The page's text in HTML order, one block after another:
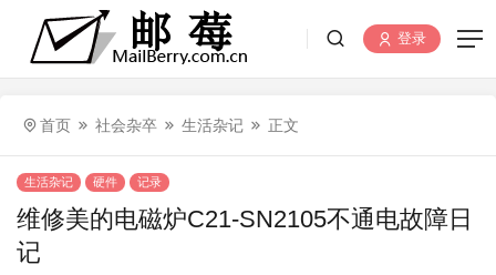
登录
首页 社会杂卒 生活杂记 正文
生活杂记 硬件 记录
维修美的电磁炉C21-SN2105不通电故障日
记